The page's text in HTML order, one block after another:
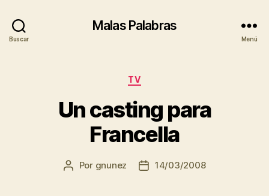
Buscar
Malas Palabras
Menú
Categorías
TV
Un casting para
Francella
Autor
Por gnunez
Fecha14/03/2008